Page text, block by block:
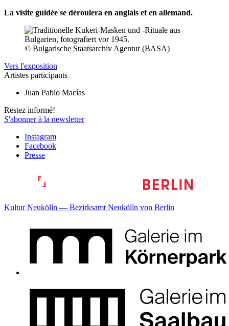
La visite guidée se déroulera en anglais et en allemand.
© Bulgarische Staatsarchiv Agentur (BASA)
Vers l'exposition
Artistes participants
Juan Pablo Macías
Restez informé!
S'abonner à la newsletter
Instagram
Facebook
Presse
Kultur Neukölln — Bezirksamt Neukölln von Berlin